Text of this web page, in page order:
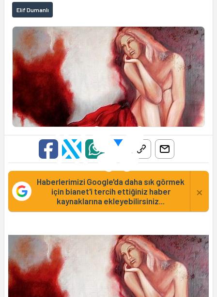
Elif Dumanlı
Haberlerimizi Google'da daha sık görmek
için bianet'i tercih ettiğiniz haber
kaynaklarına ekleyebilirsiniz...
×